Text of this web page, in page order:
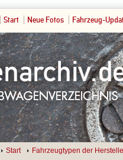
Start Neue Fotos Fahrzeug-
Start Fahrzeugtypen der